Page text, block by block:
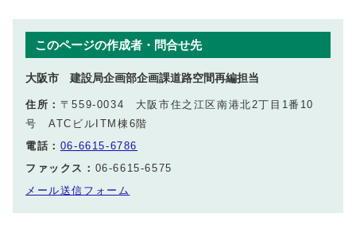
このページの作成者・問合せ先
大阪市 建設局企画部企画課道路空間再編担当
住所： 〒559-0034 大阪市住之江区南港北2丁目1番10
号 ATCビルITM棟6階
電話： 06-6615-6786
ファックス： 06-6615-6575
メール送信フォーム